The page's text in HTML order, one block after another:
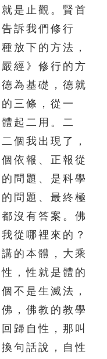
504 505
509 510
514 515
524
529 530
534 535
539 540
549 550
554 555
559 560
564 565
569 570
579 580
是止觀。賢首
訴我們修行
放下的方法，
經》修行的方
為基礎，德就
三條，從一
起二用。二
個我出現了，
依報、正報從
問題、是科學
問題、最終極
沒有答案。佛
從哪裡來的？
的本體，大乘
，性就是體的
不是生滅法，
，佛教的教學
歸自性，那叫
句話說，自性